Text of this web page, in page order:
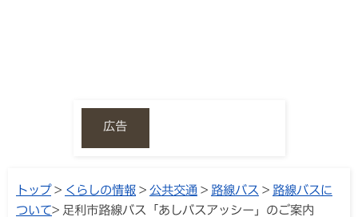
広告
トップ> くらしの情報 > 公共交通 > 路線バス > 路線バスに
ついて> 足利市路線バス「あしバスアッシー」のご案内